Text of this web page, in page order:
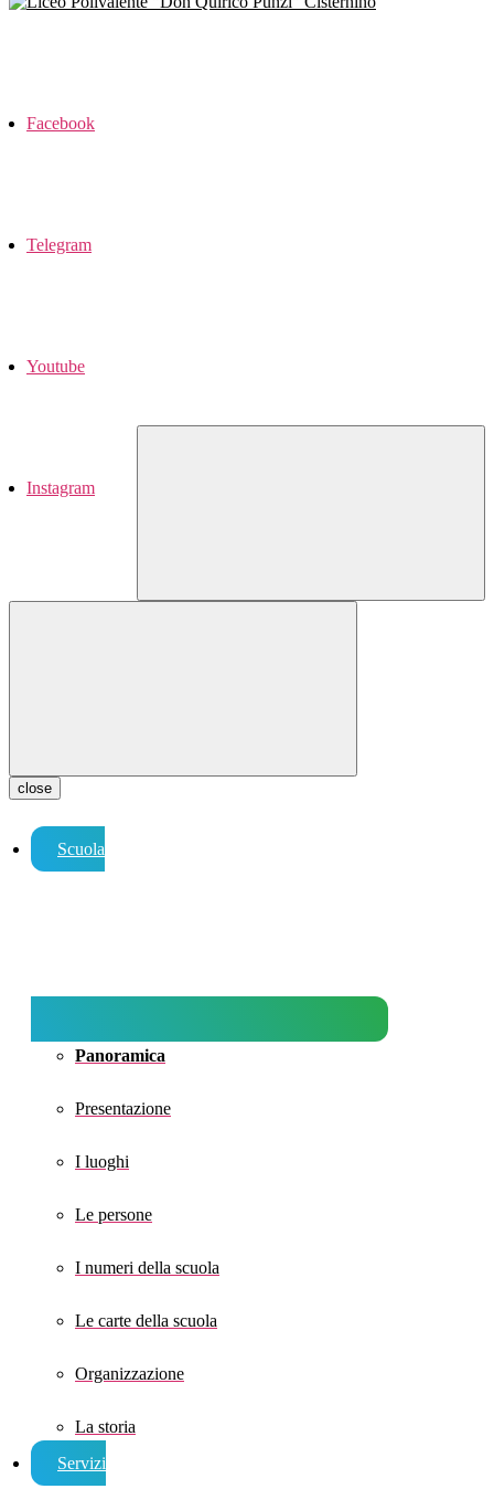
Facebook
Telegram
Youtube
Instagram
close
Scuola
Panoramica
Presentazione
I luoghi
Le persone
I numeri della scuola
Le carte della scuola
Organizzazione
La storia
Servizi